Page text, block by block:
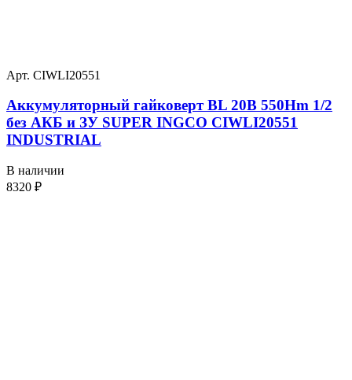
Арт. CIWLI20551
Аккумуляторный гайковерт BL 20В 550Hm 1/2
без АКБ и ЗУ SUPER INGCO CIWLI20551
INDUSTRIAL
В наличии
8320 ₽